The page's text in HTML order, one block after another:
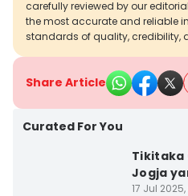
carefully reviewed by our
the most accurate and reliable
standards of quality, credibility,
Share Article
Curated For You
Tikitaka
Jogja
17 Jul